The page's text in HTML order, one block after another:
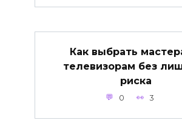
Как выбрать
телевизорам без
риска
0 3